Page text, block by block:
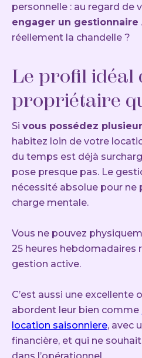
personnelle : au regard de
engager un gestionnaire
réellement la chandelle ?
Le profil idéal
propriétaire
Si vous possédez
habitez loin de votre
du temps est déjà
pose presque pas. Le
nécessité absolue pour ne
charge mentale.
Vous ne pouvez
25 heures hebdomadaires
gestion active.
C’est aussi une excellente
abordent leur bien comme
location saisonniere, avec
financière, et qui ne